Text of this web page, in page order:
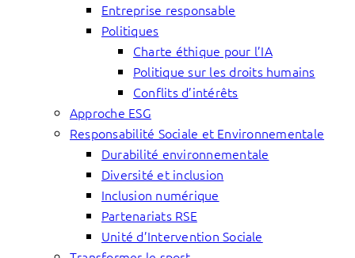
Entreprise responsable
Politiques
Charte éthique pour l’IA
Politique sur les droits humains
Conflits d’intérêts
Approche ESG
Responsabilité Sociale et Environnementale
Durabilité environnementale
Diversité et inclusion
Inclusion numérique
Partenariats RSE
Unité d’Intervention Sociale